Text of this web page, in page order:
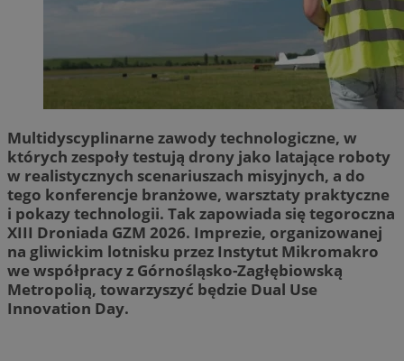
Multidyscyplinarne zawody technologiczne, w
których zespoły testują drony jako latające roboty
w realistycznych scenariuszach misyjnych, a do
tego konferencje branżowe, warsztaty praktyczne
i pokazy technologii. Tak zapowiada się tegoroczna
XIII Droniada GZM 2026. Imprezie, organizowanej
na gliwickim lotnisku przez Instytut Mikromakro
we współpracy z Górnośląsko-Zagłębiowską
Metropolią, towarzyszyć będzie Dual Use
Innovation Day.